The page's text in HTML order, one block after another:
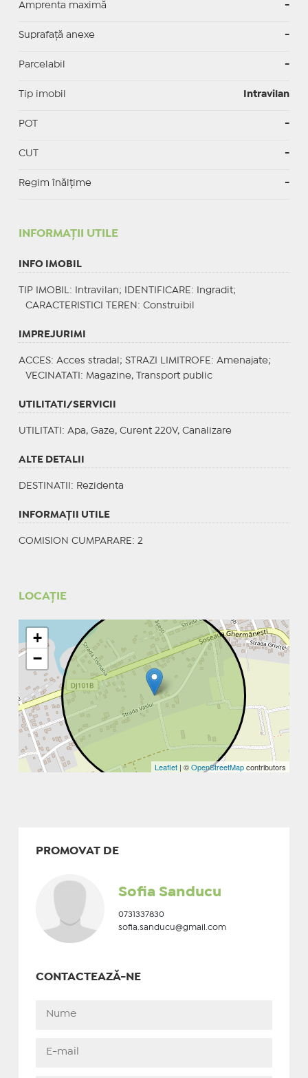
Amprenta maximă -
Suprafață anexe -
Parcelabil -
Tip imobil Intravilan
POT -
CUT -
Regim înălțime -
INFORMAŢII UTILE
INFO IMOBIL
TIP IMOBIL : Intravilan; IDENTIFICARE : Ingradit;
CARACTERISTICI TEREN : Construibil
IMPREJURIMI
ACCES: Acces stradal; STRAZI LIMITROFE : Amenajate;
VECINATATI : Magazine, Transport public
UTILITATI/SERVICII
UTILITATI : Apa, Gaze, Curent 220V, Canalizare
ALTE DETALII
DESTINATII : Rezidenta
INFORMAŢII UTILE
COMISION CUMPARARE: 2
LOCAȚIE
+
−
Leaflet | ©OpenStreetMapcontributors
PROMOVAT DE
Sofia Sanducu
0731337830
sofia.sanducu@gmail.com
CONTACTEAZĂ-NE